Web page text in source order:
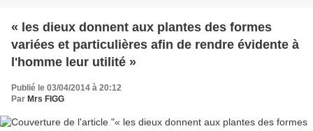
« les dieux donnent aux plantes des formes
variées et particulières afin de rendre évidente à
l'homme leur utilité »
Publié le 03/04/2014 à 20:12
Par Mrs FIGG